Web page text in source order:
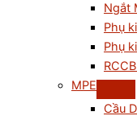
Ngắt
Phụ
Phụ
MPE
Cầu